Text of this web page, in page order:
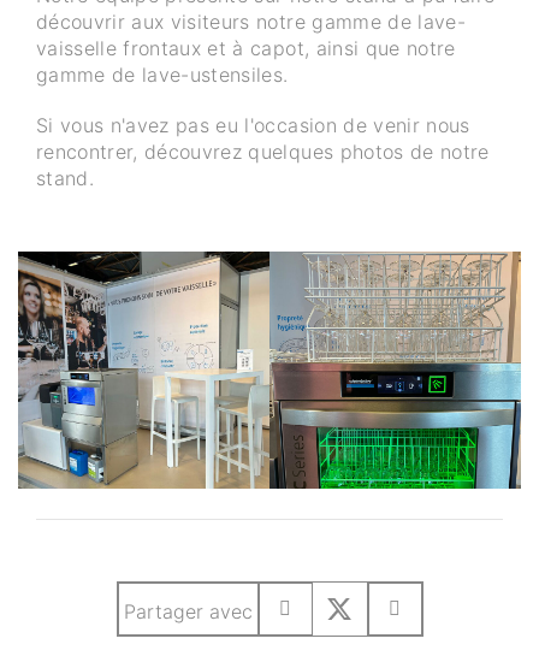
découvrir aux visiteurs notre gamme de lave-
vaisselle frontaux et à capot, ainsi que notre
gamme de lave-ustensiles.
Si vous n'avez pas eu l'occasion de venir nous
rencontrer, découvrez quelques photos de notre
stand.
Partager avec